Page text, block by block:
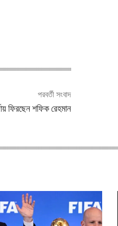
পরবর্তী সংবাদ
ফিরছেন শফিক রেহমান